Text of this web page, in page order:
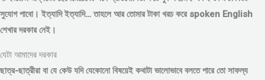
সুযোগ পাবো। ইত্যাদি ইত্যাদি… তাহলে আর তোমার টাকা খরচ করে spoken English
শেখার দরকার নেই।
যেটা আমাদের দরকার
ছাত্র-ছাত্রীরা বা যে কেউ যদি যেকোনো বিষয়েই কথাটা ভালোভাবে বলতে পারে তো সাফল্য